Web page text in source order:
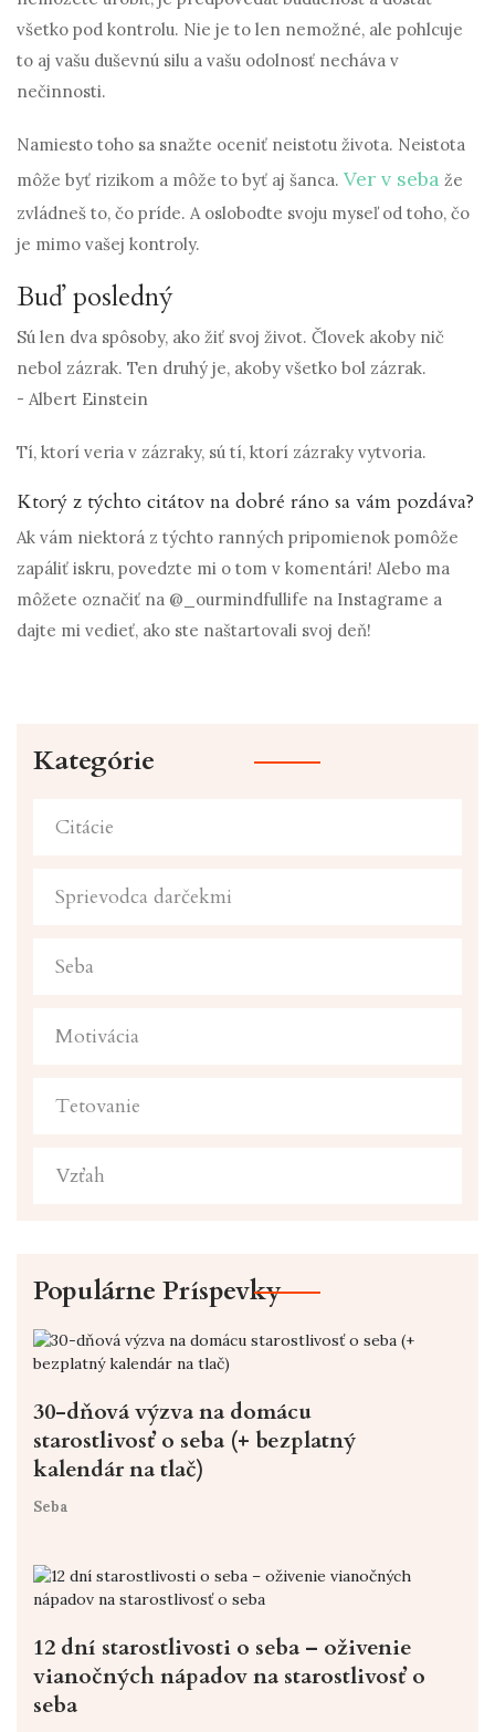
všetko pod kontrolu. Nie je to len nemožné, ale pohlcuje
to aj vašu duševnú silu a vašu odolnosť necháva v
nečinnosti.
Namiesto toho sa snažte oceniť neistotu života. Neistota
môže byť rizikom a môže to byť aj šanca. Ver v seba že
zvládneš to, čo príde. A oslobodte svoju myseľ od toho, čo
je mimo vašej kontroly.
Buď posledný
Sú len dva spôsoby, ako žiť svoj život. Človek akoby nič
nebol zázrak. Ten druhý je, akoby všetko bol zázrak.
- Albert Einstein
Tí, ktorí veria v zázraky, sú tí, ktorí zázraky vytvoria.
Ktorý z týchto citátov na dobré ráno sa vám pozdáva?
Ak vám niektorá z týchto ranných pripomienok pomôže
zapáliť iskru, povedzte mi o tom v komentári! Alebo ma
môžete označiť na @_ourmindfullife na Instagrame a
dajte mi vedieť, ako ste naštartovali svoj deň!
Kategórie
Citácie
Sprievodca darčekmi
Seba
Motivácia
Tetovanie
Vzťah
Populárne Príspevky
30-dňová výzva na domácu
starostlivosť o seba (+ bezplatný
kalendár na tlač)
Seba
12 dní starostlivosti o seba – oživenie
vianočných nápadov na starostlivosť o
seba